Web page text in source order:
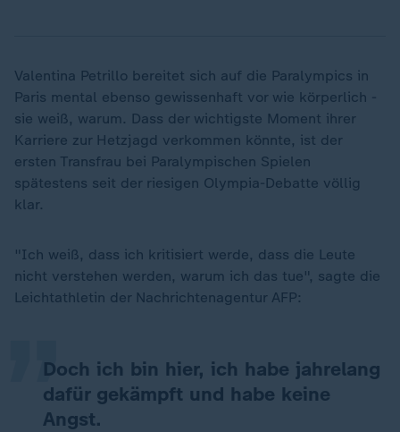
Valentina Petrillo bereitet sich auf die Paralympics in
Paris mental ebenso gewissenhaft vor wie körperlich -
sie weiß, warum. Dass der wichtigste Moment ihrer
Karriere zur Hetzjagd verkommen könnte, ist der
ersten Transfrau bei Paralympischen Spielen
spätestens seit der riesigen Olympia-Debatte völlig
klar.
"Ich weiß, dass ich kritisiert werde, dass die Leute
nicht verstehen werden, warum ich das tue", sagte die
Leichtathletin der Nachrichtenagentur AFP:
Doch ich bin hier, ich habe jahrelang
dafür gekämpft und habe keine
Angst.
„